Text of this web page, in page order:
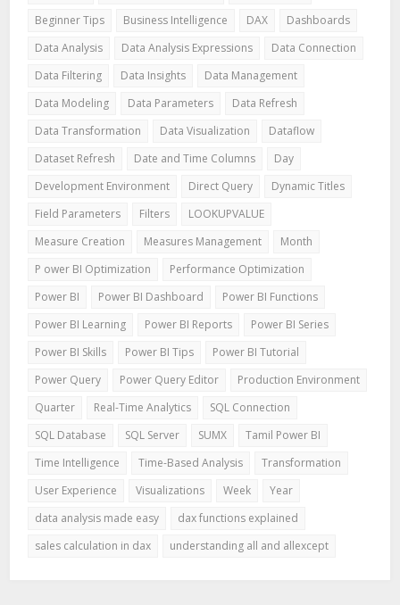
Beginner Tips
Business Intelligence DAX
Dashboards
Data Analysis
Data Analysis Expressions
Data Connection
Data Filtering
Data Insights
Data Management
Data Modeling
Data Parameters
Data Refresh
Data Transformation
Data Visualization
Dataflow
Dataset Refresh
Date and Time Columns
Day
Development Environment
Direct Query
Dynamic Titles
Field Parameters
Filters
LOOKUPVALUE
Measure Creation
Measures Management
Month
P ower BI Optimization
Performance Optimization
Power BI
Power BI Dashboard
Power BI Functions
Power BI Learning
Power BI Reports
Power BI Series
Power BI Skills
Power BI Tips
Power BI Tutorial
Power Query
Power Query Editor
Production Environment
Quarter
Real-Time Analytics
SQL Connection
SQL Database
SQL Server SUMX
Tamil Power BI
Time Intelligence
Time-Based Analysis
Transformation
User Experience
Visualizations Week
Year
data analysis made easy
dax functions explained
sales calculation in dax
understanding all and allexcept